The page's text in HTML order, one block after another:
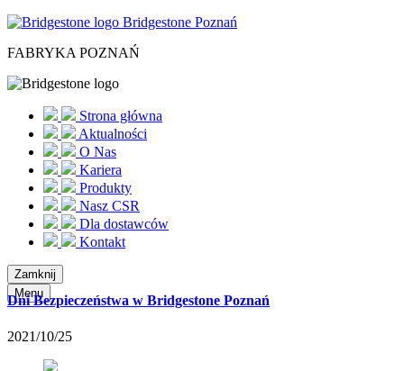
Bridgestone Poznań
FABRYKA POZNAŃ
Strona główna
Aktualności
O Nas
Kariera
Produkty
Nasz CSR
Dla dostawców
Kontakt
Zamknij
Menu
Dni Bezpieczeństwa w Bridgestone Poznań
2021/10/25